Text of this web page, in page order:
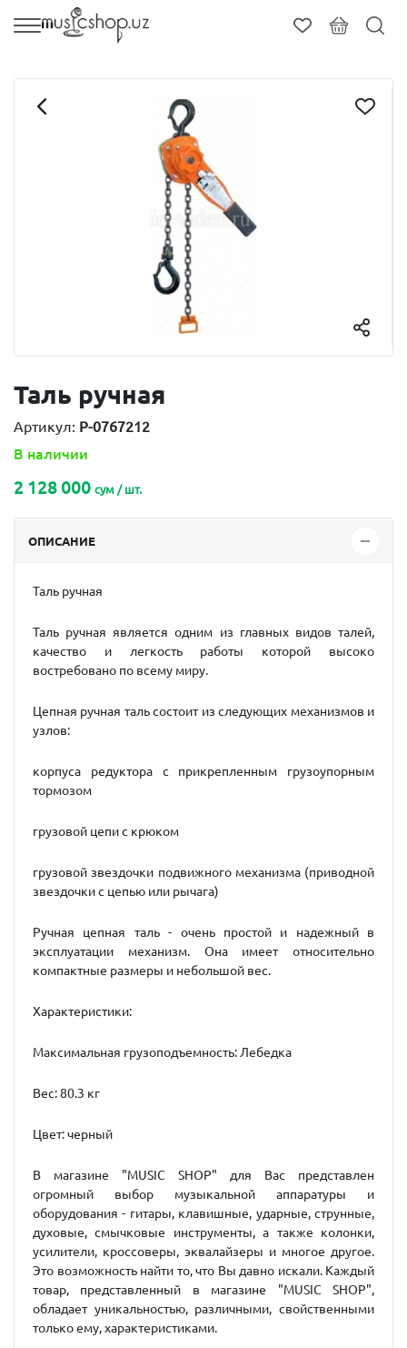
Таль ручная
Артикул: P-0767212
В наличии
2 128 000 сум / шт.
ОПИСАНИЕ
Таль ручная
Таль ручная является одним из главных видов талей,
качество и легкость работы которой высоко
востребовано по всему миру.
Цепная ручная таль состоит из следующих механизмов и
узлов:
корпуса редуктора с прикрепленным грузоупорным
тормозом
грузовой цепи с крюком
грузовой звездочки подвижного механизма (приводной
звездочки с цепью или рычага)
Ручная цепная таль - очень простой и надежный в
эксплуатации механизм. Она имеет относительно
компактные размеры и небольшой вес.
Характеристики:
Максимальная грузоподъемность: Лебедка
Вес: 80.3 кг
Цвет: черный
В магазине "MUSIC SHOP" для Вас представлен
огромный выбор музыкальной аппаратуры и
оборудования - гитары, клавишные, ударные, струнные,
духовые, смычковые инструменты, а также колонки,
усилители, кроссоверы, эквалайзеры и многое другое.
Это возможность найти то, что Вы давно искали. Каждый
товар, представленный в магазине "MUSIC SHOP",
обладает уникальностью, различными, свойственными
только ему, характеристиками.